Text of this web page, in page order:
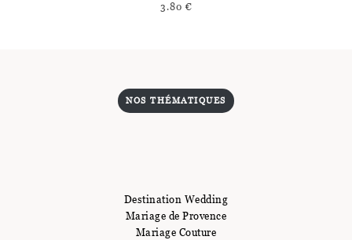
3.80 €
NOS THÉMATIQUES
Destination Wedding
Mariage de Provence
Mariage Couture